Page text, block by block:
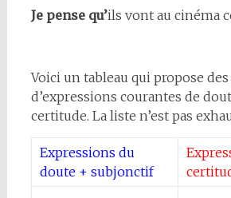
Je pense qu’ils vont au cinéma
Voici un tableau qui propose
d’expressions courantes de
certitude. La liste n’est pas
Expressions du
doute + subjonctif